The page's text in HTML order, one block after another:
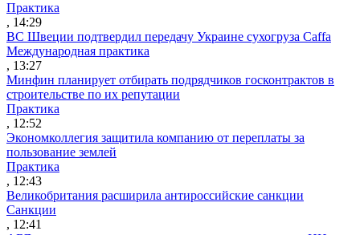
Практика
, 14:29
ВС Швеции подтвердил передачу Украине сухогруза Caffa
Международная практика
, 13:27
Минфин планирует отбирать подрядчиков госконтрактов в
строительстве по их репутации
Практика
, 12:52
Экономколлегия защитила компанию от переплаты за
пользование землей
Практика
, 12:43
Великобритания расширила антироссийские санкции
Санкции
, 12:41